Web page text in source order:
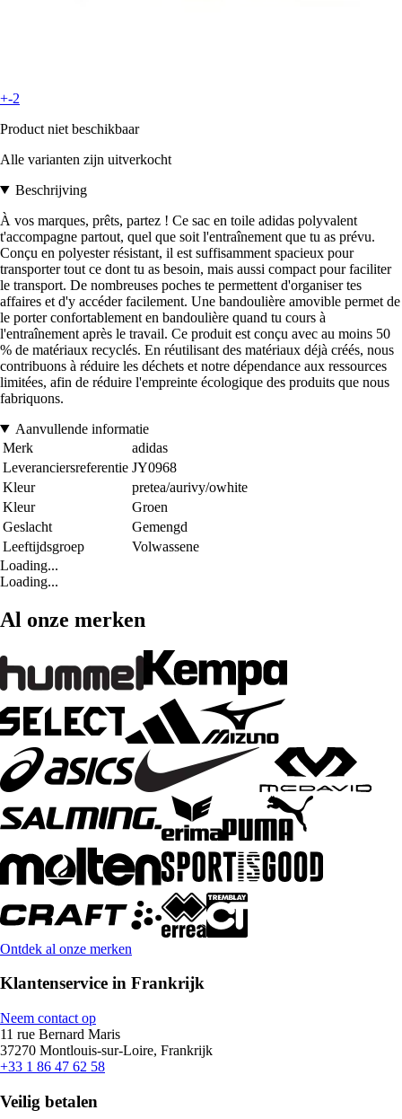
+-2
Product niet beschikbaar
Alle varianten zijn uitverkocht
Beschrijving
À vos marques, prêts, partez ! Ce sac en toile adidas polyvalent
t'accompagne partout, quel que soit l'entraînement que tu as prévu.
Conçu en polyester résistant, il est suffisamment spacieux pour
transporter tout ce dont tu as besoin, mais aussi compact pour faciliter
le transport. De nombreuses poches te permettent d'organiser tes
affaires et d'y accéder facilement. Une bandoulière amovible permet de
le porter confortablement en bandoulière quand tu cours à
l'entraînement après le travail. Ce produit est conçu avec au moins 50
% de matériaux recyclés. En réutilisant des matériaux déjà créés, nous
contribuons à réduire les déchets et notre dépendance aux ressources
limitées, afin de réduire l'empreinte écologique des produits que nous
fabriquons.
Aanvullende informatie
Merk
adidas
Leveranciersreferentie JY0968
Kleur
pretea/aurivy/owhite
Kleur
Groen
Geslacht
Gemengd
Leeftijdsgroep
Volwassene
Loading...
Loading...
Al onze merken
Ontdek al onze merken
Klantenservice in Frankrijk
Neem contact op
11 rue Bernard Maris
37270 Montlouis-sur-Loire, Frankrijk
+33 1 86 47 62 58
Veilig betalen